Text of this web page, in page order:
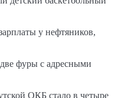
у нефтяников,
фуры с адресными
ОКБ стало в четыре